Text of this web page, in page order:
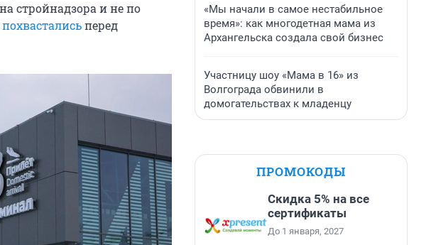
стройнадзора и не по
перед
«Мы начали в самое нестабильное
время»: как многодетная мама из
Архангельска создала свой бизнес
Участницу шоу «Мама в 16» из
Волгограда обвинили в
домогательствах к младенцу
ПРОМОКОДЫ
Скидка 5% на все
сертификаты
До 1 января, 2027